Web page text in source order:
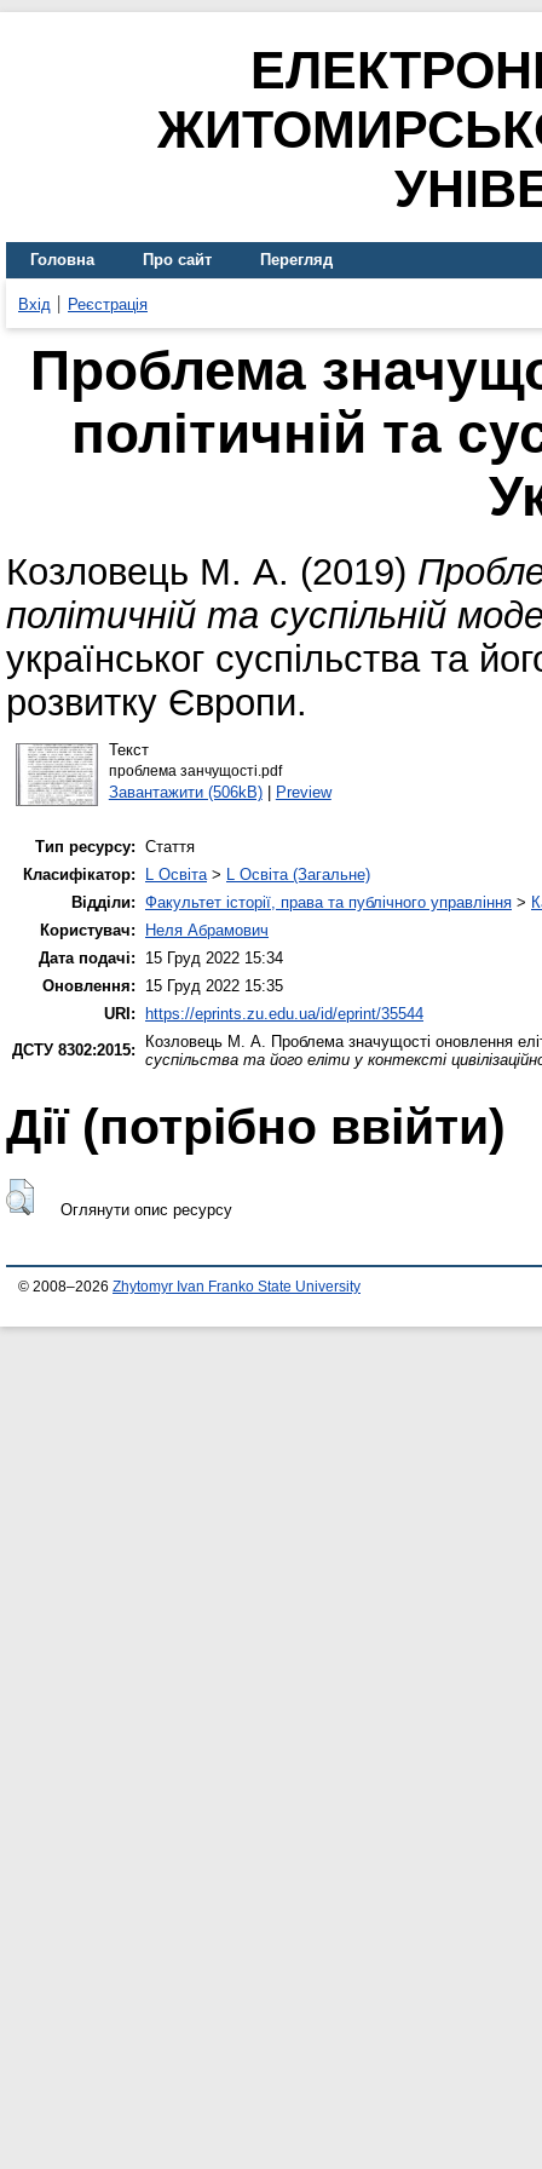
Головна Про сайт Перегляд
Вхід Реєстрація
Проблема
політичній та
Козловець М. А. (2019)
політичній та суспільній
українськог суспільства та
розвитку Європи.
Текст
проблема занчущості.pdf
Завантажити (506kB)| Preview
Тип ресурсу: Стаття
Класифікатор:
L Освіта> L Освіта (Загальне)
Відділи: Факультет історії, права та публічного управління >
Користувач:
Неля Абрамович
Дата подачі:
15 Груд 2022 15:34
Оновлення:
15 Груд 2022 15:35
URI:
https://eprints.zu.edu.ua/id/eprint/35544
ДСТУ 8302:2015:
Козловець М. А. Проблема значущості оновлення
суспільства та його еліти у контексті
Дії ​​(потрібно ввійти)
Оглянути опис ресурсу
© 2008–2026 Zhytomyr Ivan Franko State University